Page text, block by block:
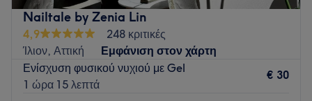
προσφέρουμε ολοκληρωμένες υπηρεσίες περιποίησης και
ομορφιάς με γνώμονα την μέγιστη ποιότητα, την αξιοπιστία
και την εξυπηρέτηση για ένα εγγυημένο και άμεμπτο
αποτέλεσμα.
Nailtale by Zenia Lin
4,9
248 κριτικές
Ίλιον, Αττική
Εμφάνιση στον χάρτη
Ενίσχυση φυσικού νυχιού με Gel
1 ώρα 15 λεπτά
€ 30